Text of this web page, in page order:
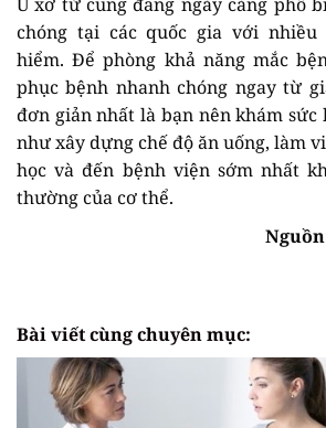
chóng tại các quốc gia với nhiều
hiểm. Để phòng khả năng mắc
phục bệnh nhanh chóng ngay từ
đơn giản nhất là bạn nên khám sức
như xây dựng chế độ ăn uống, làm
học và đến bệnh viện sớm nhất
thường của cơ thể.
Bài viết cùng chuyên mục: